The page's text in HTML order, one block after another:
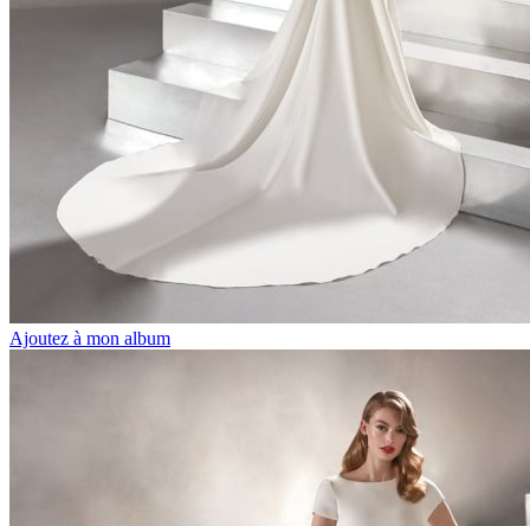
Ajoutez à mon album